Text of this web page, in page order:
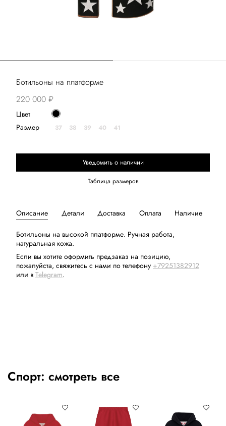
Ботильоны на платформе
220 000 ₽
Цвет
Уведомить о наличии
Таблица размеров
Размер 37 38 39 40 41
Описание Детали Доставка Оплата Наличие
Ботильоны на высокой платформе. Ручная работа,
натуральная кожа.
Если вы хотите оформить предзаказ на позицию,
пожалуйста, свяжитесь с нами по телефону +79251382912
или в Telegram.
Спорт: смотреть все